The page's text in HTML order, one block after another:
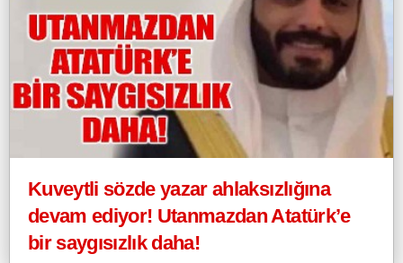
Kuveytli sözde yazar ahlaksızlığına
devam ediyor! Utanmazdan Atatürk’e
bir saygısızlık daha!